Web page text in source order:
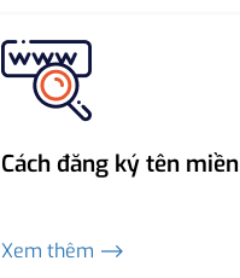
Cách đăng ký tên miền
Xem thêm ⟶